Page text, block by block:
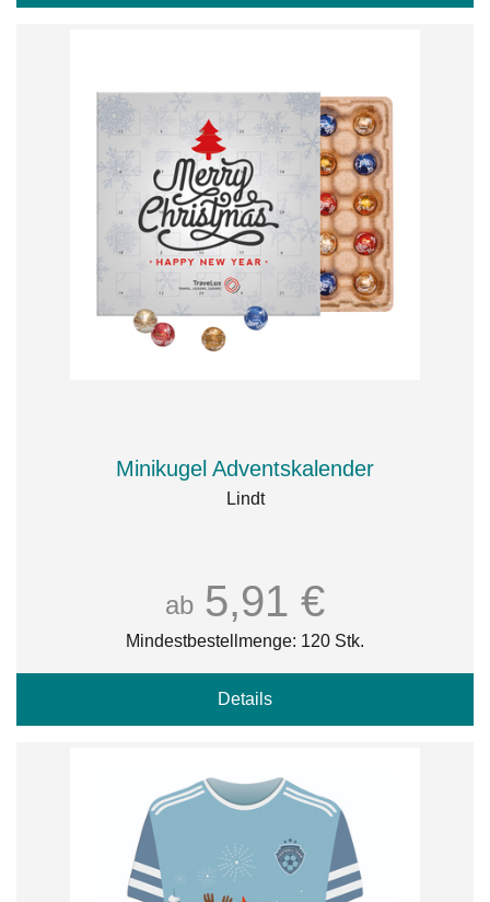
Minikugel Adventskalender
Lindt
ab 5,91 €
Mindestbestellmenge: 120 Stk.
Details